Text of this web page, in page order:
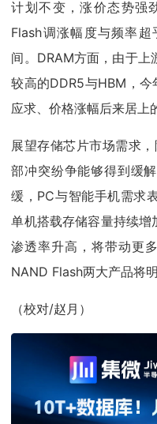
计划不变，涨价态势强
Flash调涨幅度与频率
间。DRAM方面，由于上
较高的DDR5与HBM，
应求、价格涨幅后来居上
展望存储芯片市场需求
部冲突纷争能够得到缓
缓，PC与智能手机需求
单机搭载存储容量持续
渗透率升高，将带动更
NAND Flash两大产品将
（校对/赵月）